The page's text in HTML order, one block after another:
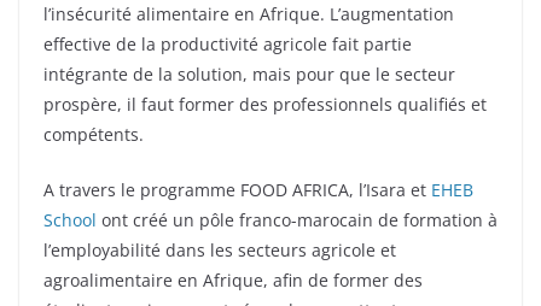
l’insécurité alimentaire en Afrique. L’augmentation
effective de la productivité agricole fait partie
intégrante de la solution, mais pour que le secteur
prospère, il faut former des professionnels qualifiés et
compétents.
A travers le programme FOOD AFRICA, l’Isara et EHEB
School ont créé un pôle franco-marocain de formation à
l’employabilité dans les secteurs agricole et
agroalimentaire en Afrique, afin de former des